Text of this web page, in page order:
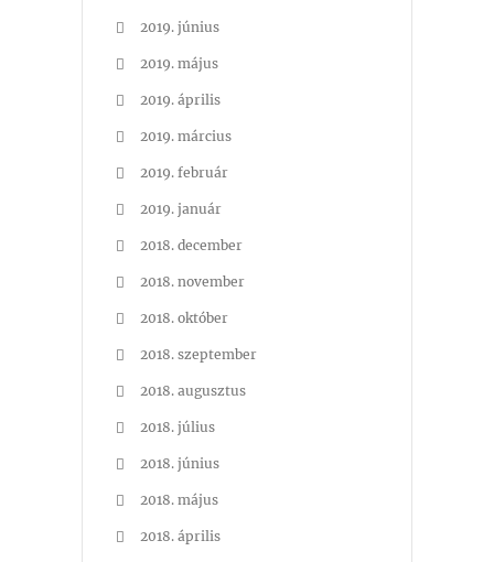
2019. június
2019. május
2019. április
2019. március
2019. február
2019. január
2018. december
2018. november
2018. október
2018. szeptember
2018. augusztus
2018. július
2018. június
2018. május
2018. április